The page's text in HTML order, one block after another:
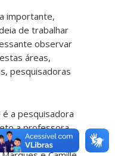
importante,
de trabalhar
observar
áreas,
pesquisadoras
a pesquisadora
a professora
Maria Vanelli